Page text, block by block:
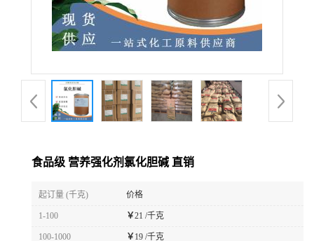
食品级 营养强化剂氯化胆碱 直销
起订量 (千克) 价格
1-100 ￥21 /千克
100-1000 ￥ 19 /千克